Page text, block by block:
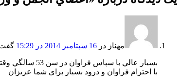
مهناز در 16 سپتامبر 2014 در 15:29
بسيار عالي با سپاس فراوان در سن 53 سالگي وقتي اسم مادر را اين صفحه و عكسشان را ديدم بسيار شاد و خوشحال شدم
با احترام فراوان و درود بسيار براي شما عزيزان